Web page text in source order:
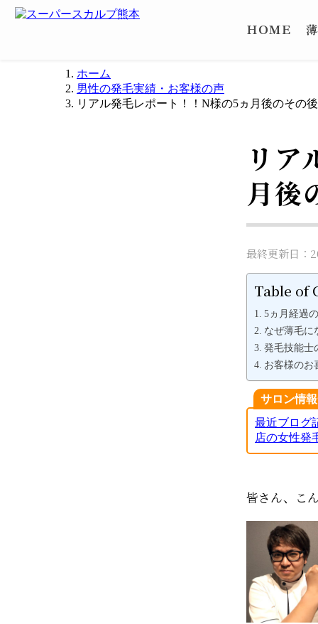
ＨＯＭＥ
ホーム
男性の発毛実績・お客様の声
リアル発毛レポート！！N様の5ヵ月後のその
リア
月後
最終更新日：
Table of
5ヵ月経過
なぜ薄毛に
発毛技能士
お客様のお
サロン情
最近ブログ
店の女性発
皆さん、こ